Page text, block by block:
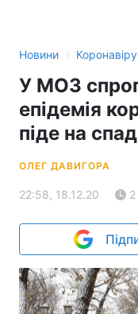
Новини ›
У МОЗ
епідемія
піде на спад
ОЛЕГ ДАВИГОРА
22:58, 18.12.20